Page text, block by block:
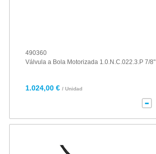
490360
Válvula a Bola Motorizada 1.0.N.C.022.3.P 7/8"
1.024,00 € / Unidad